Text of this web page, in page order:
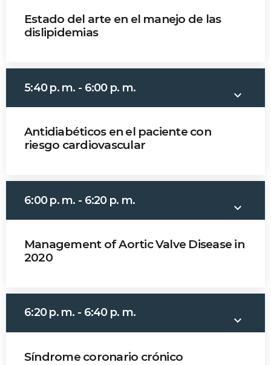
MOST UPVOTED
Validating Enterprise
Architectures In The Current
Estado del arte en el manejo de las
dislipidemias
5:40 p. m. - 6:00 p. m.
keyboard_arrow_down
Antidiabéticos en el paciente con
riesgo cardiovascular
6:00 p. m. - 6:20 p. m.
keyboard_arrow_down
Management of Aortic Valve Disease in
2020
6:20 p. m. - 6:40 p. m.
keyboard_arrow_down
Síndrome coronario crónico